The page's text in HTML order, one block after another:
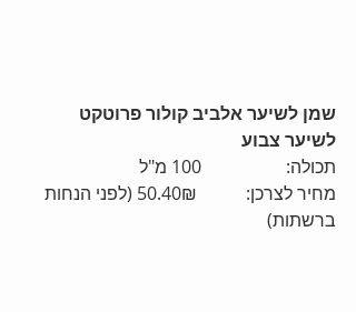
שמן לשיער אלביב קולור פרוטקט
לשיער צבוע
תכולה:                   100 מ"ל
מחיר לצרכן:           50.40₪ (לפני הנחות
ברשתות)